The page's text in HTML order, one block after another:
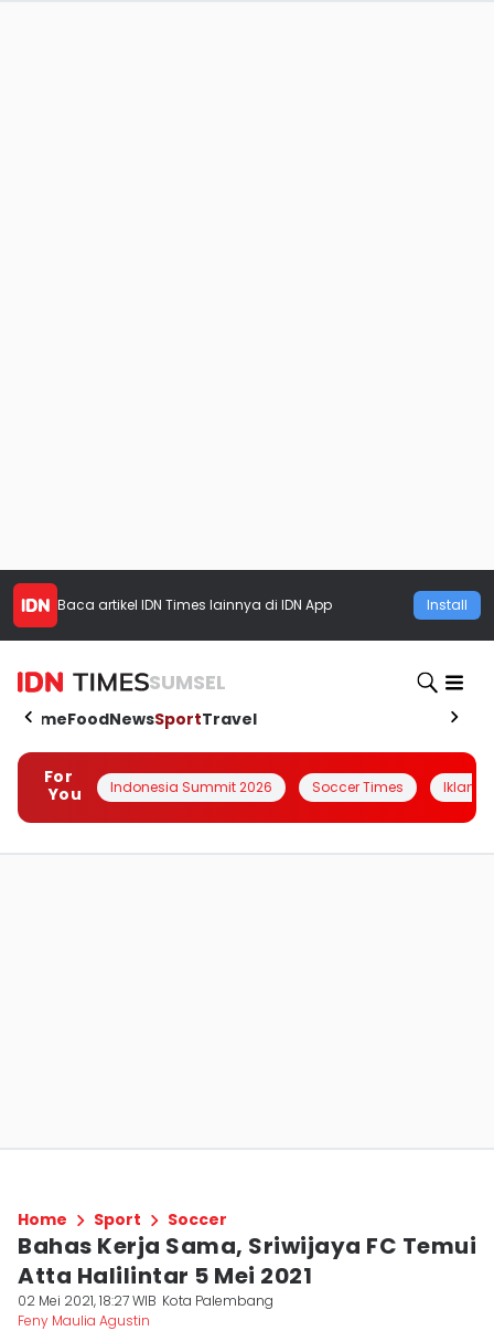
Baca artikel IDN Times lainnya di IDN App Install
SUMSEL
HomeFoodNewsSportTravel
For
You
Indonesia Summit 2026 Soccer Times Iklanin
Home Sport Soccer
Bahas Kerja Sama, Sriwijaya FC Temui
Atta Halilintar 5 Mei 2021
02 Mei 2021, 18:27 WIB Kota Palembang
Feny Maulia Agustin